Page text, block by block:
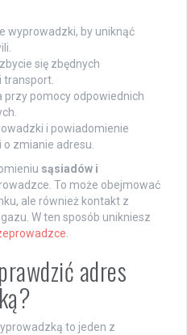
wyprowadzki, by uniknąć
się zbędnych
transport.
pomocy odpowiednich
i powiadomienie
zmianie adresu.
sąsiadów i
To może obejmować
ale również kontakt z
W ten sposób unikniesz
adres
to jeden z